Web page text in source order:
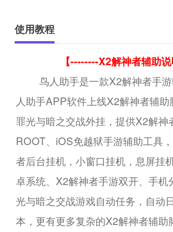
使用教程
【--------X2解神者辅助说
鸟人助手是一款X2解神者手
人助手APP软件上线X2解神者辅
罪光与暗之交战外挂，提供X2解神
ROOT、iOS免越狱手游辅助工具
者后台挂机，小窗口挂机，息屏挂
卓系统、X2解神者手游双开、手机
光与暗之交战游戏自动任务，自动
本，更有更多复杂的X2解神者辅助